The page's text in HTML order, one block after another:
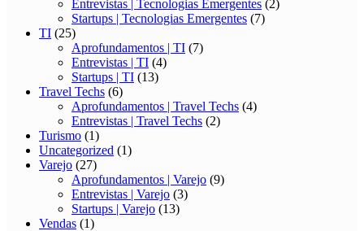
Entrevistas | Tecnologias Emergentes (2)
Startups | Tecnologias Emergentes (7)
TI (25)
Aprofundamentos | TI (7)
Entrevistas | TI (4)
Startups | TI (13)
Travel Techs (6)
Aprofundamentos | Travel Techs (4)
Entrevistas | Travel Techs (2)
Turismo (1)
Uncategorized (1)
Varejo (27)
Aprofundamentos | Varejo (9)
Entrevistas | Varejo (3)
Startups | Varejo (13)
Vendas (1)